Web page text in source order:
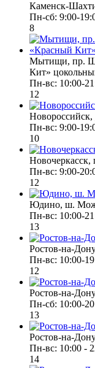
Каменск-
Пн-сб: 9:00-
8
Мытищи, пр.
Кит»
Пн-вс: 10:00-
12
Новороссийск,
Пн-вс: 9:00-
10
Новочеркасск,
Пн-вс: 9:00-
12
Юдино, ш.
Пн-вс: 10:00-
13
Ростов-на-
Пн-вс: 10:00-
12
Ростов-на-
Пн-сб: 10:00-
13
Ростов-на-
Пн-вс: 10:00 -
14